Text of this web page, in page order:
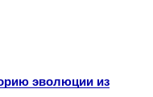
эволюции из